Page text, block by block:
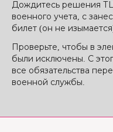
Дождитесь решения
военного учета, с
билет (он не
Проверьте, чтобы в
были исключены. С
все обязательства
военной службы.